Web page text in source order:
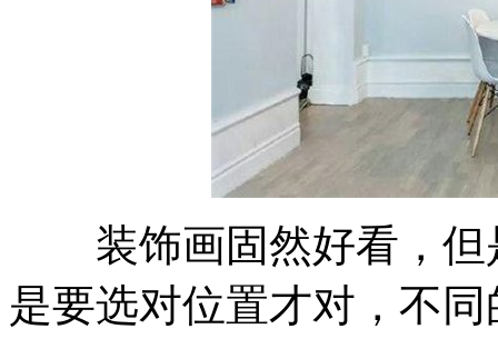
装饰画固然好看，但
是要选对位置才对，不